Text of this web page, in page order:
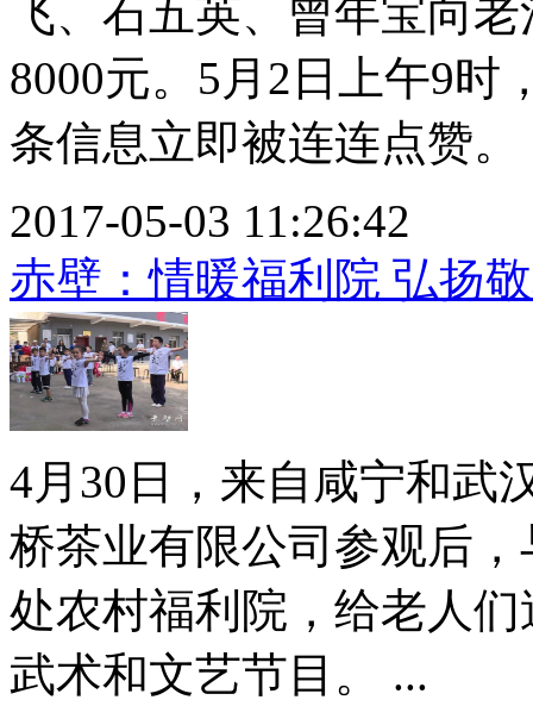
飞、石五英、曾年宝向
8000元。5月2日上午9时
条信息立即被连连点赞。
2017-05-03 11:26:42
赤壁：情暖福利院 弘扬
4月30日，来自咸宁和武
桥茶业有限公司参观后
处农村福利院，给老人
武术和文艺节目。 ...